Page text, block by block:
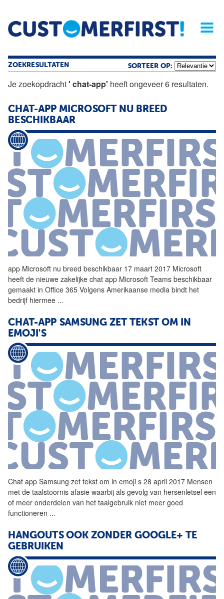
Home Opinie Archief
Magazine
ZOEKRESULTATEN SORTEER OP:
Je zoekopdracht' chat-app' heeft ongeveer 6 resultaten.
CHAT-APP MICROSOFT NU BREED
BESCHIKBAAR
app Microsoft nu breed beschikbaar 17 maart 2017 Microsoft
heeft de nieuwe zakelijke chat app Microsoft Teams beschikbaar
gemaakt in Office 365 Volgens Amerikaanse media bindt het
bedrijf hiermee ...
CHAT-APP SAMSUNG ZET TEKST OM IN
EMOJI'S
Chat app Samsung zet tekst om in emoji s 28 april 2017 Mensen
met de taalstoornis afasie waarbij als gevolg van hersenletsel een
of meer onderdelen van het taalgebruik niet meer goed
functioneren ...
HANGOUTS OOK ZONDER GOOGLE+ TE
GEBRUIKEN